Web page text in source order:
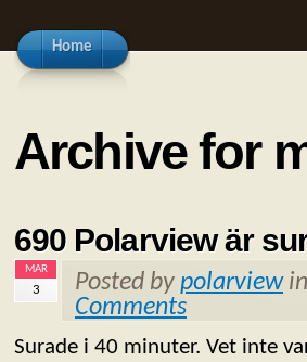
Home
Archive for
690 Polarview är
MAR
3 Posted by polarviewin
Comments
Surade i 40 minuter. Vet inte